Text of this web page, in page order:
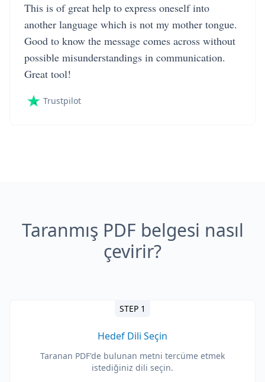
This is of great help to express oneself into
another language which is not my mother tongue.
Good to know the message comes across without
possible misunderstandings in communication.
Great tool!
Trustpilot
Taranmış PDF belgesi nasıl
çevirir?
STEP 1
Hedef Dili Seçin
Taranan PDF'de bulunan metni tercüme etmek
istediğiniz dili seçin.